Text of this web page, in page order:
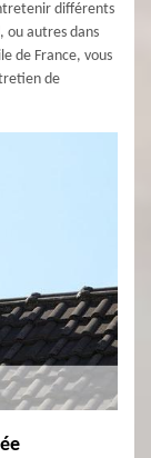
différents
ou autres dans
de France, vous
de